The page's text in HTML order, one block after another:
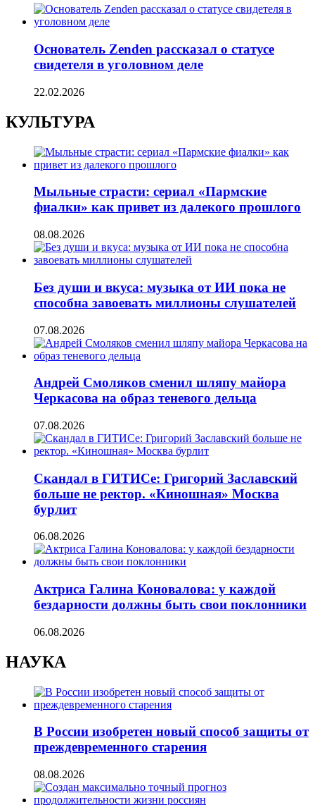
Основатель Zenden рассказал о статусе
свидетеля в уголовном деле
22.02.2026
КУЛЬТУРА
Мыльные страсти: сериал «Пармские
фиалки» как привет из далекого прошлого
08.08.2026
Без души и вкуса: музыка от ИИ пока не
способна завоевать миллионы слушателей
07.08.2026
Андрей Смоляков сменил шляпу майора
Черкасова на образ теневого дельца
07.08.2026
Скандал в ГИТИСе: Григорий Заславский
больше не ректор. «Киношная» Москва
бурлит
06.08.2026
Актриса Галина Коновалова: у каждой
бездарности должны быть свои поклонники
06.08.2026
НАУКА
В России изобретен новый способ защиты от
преждевременного старения
08.08.2026